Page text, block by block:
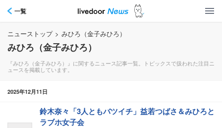
一覧
ニューストップ > みひろ（金子みひろ）
みひろ（金子みひろ）
『みひろ（金子みひろ）』に関するニュース記事一覧。トピックスで扱われた注目ニ
ュースを掲載しています。
2025年12月11日
鈴木奈々「3人ともバツイチ」益若つばさ＆みひろと
ラブホ女子会